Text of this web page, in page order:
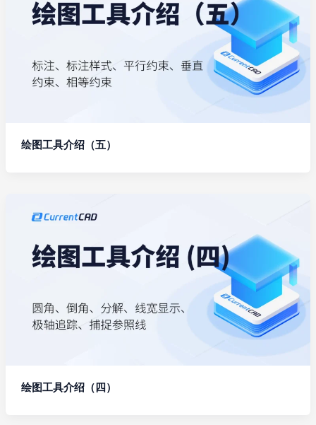
绘图工具介绍（五）
绘图工具介绍（四）